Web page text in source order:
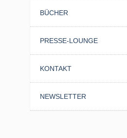
BÜCHER
PRESSE-LOUNGE
KONTAKT
NEWSLETTER